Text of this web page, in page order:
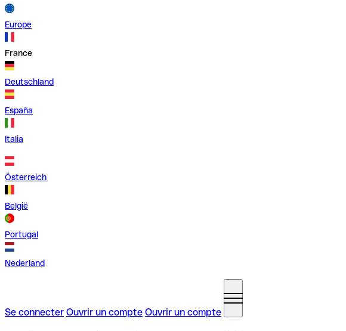
Europe
France
Deutschland
España
Italia
Österreich
België
Portugal
Nederland
Se connecter Ouvrir un compte Ouvrir un compte